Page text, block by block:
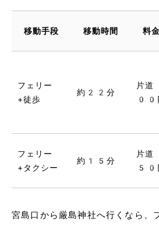
移動手段 移動時間 料
フェリー
+徒歩
約22分
片
00
フェリー
+タクシー
約15分
片
50
宮島口から厳島神社へ行くなら、